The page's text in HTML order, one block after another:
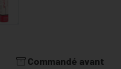
Commandé avant